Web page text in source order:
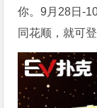
你。9月28日-
同花顺，就可